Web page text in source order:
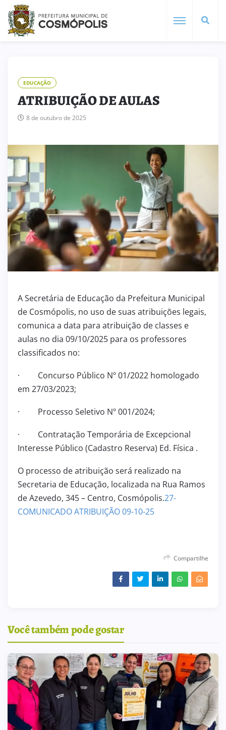
EDUCAÇÃO
ATRIBUIÇÃO DE AULAS
8 de outubro de 2025
A Secretária de Educação da Prefeitura Municipal
de Cosmópolis, no uso de suas atribuições legais,
comunica a data para atribuição de classes e
aulas no dia 09/10/2025 para os professores
classificados no:
· Concurso Público Nº 01/2022 homologado
em 27/03/2023;
· Processo Seletivo Nº 001/2024;
· Contratação Temporária de Excepcional
Interesse Público (Cadastro Reserva) Ed. Física .
O processo de atribuição será realizado na
Secretaria de Educação, localizada na Rua Ramos
de Azevedo, 345 – Centro, Cosmópolis.27-
COMUNICADO ATRIBUIÇÃO 09-10-25
Compartilhe
Você também pode gostar